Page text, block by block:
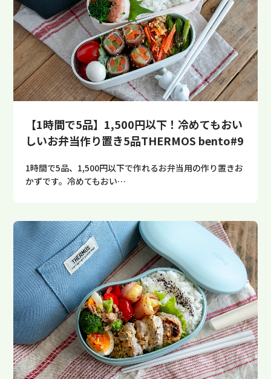
【1時間で5品】1,500円以下！冷めてもおい
しいお弁当作り置き5品THERMOS bento#9
1時間で5品、1,500円以下で作れるお弁当用の作り置きお
かずです。冷めてもおい…